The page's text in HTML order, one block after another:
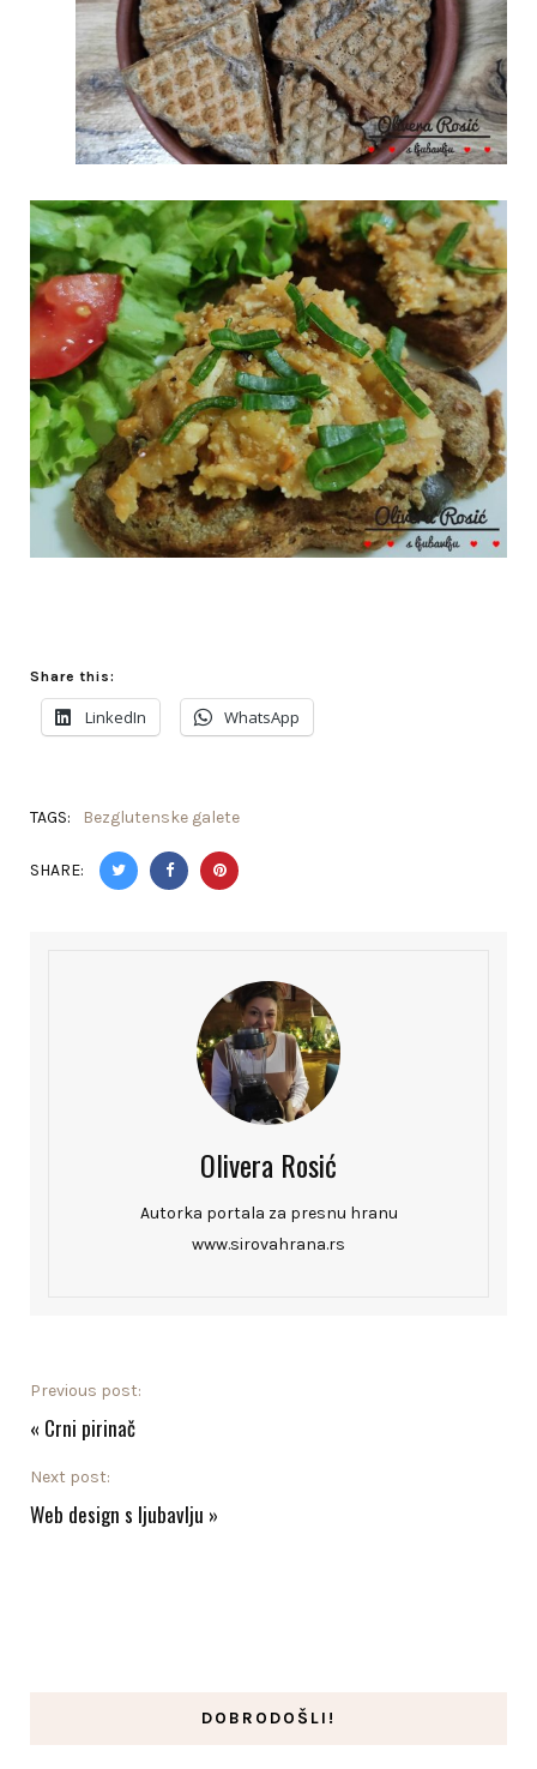
Share this:
LinkedIn WhatsApp
TAGS: Bezglutenske galete
SHARE:
Olivera Rosić
Autorka portala za presnu hranu
www.sirovahrana.rs
Previous post:
« Crni pirinač
Next post:
Web design s ljubavlju »
DOBRODOŠLI!